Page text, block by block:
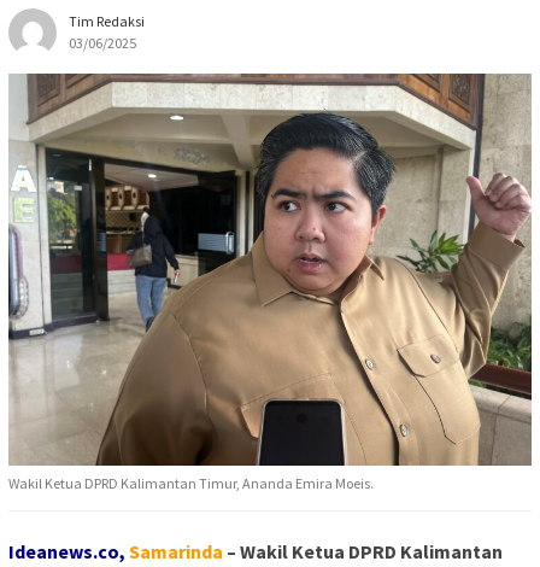
Tim Redaksi
03/06/2025
Wakil Ketua DPRD Kalimantan Timur, Ananda Emira Moeis.
Ideanews.co, Samarinda – Wakil Ketua DPRD Kalimantan